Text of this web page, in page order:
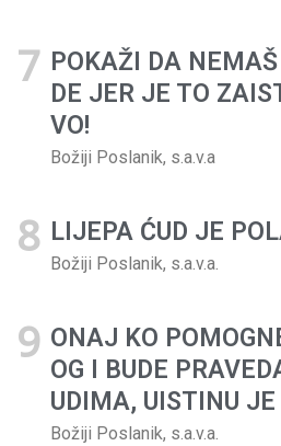
POKAŽI DA
DE JER JE TO
VO!
Božiji Poslanik, s.a.v.a
LIJEPA ĆUD JE
Božiji Poslanik, s.a.v.a.
ONAJ KO
OG I BUDE
UDIMA, UISTINU
Božiji Poslanik, s.a.v.a.